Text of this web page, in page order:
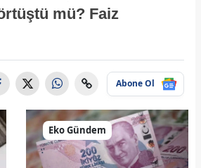
mü? Faiz
Abone Ol
Eko Gündem